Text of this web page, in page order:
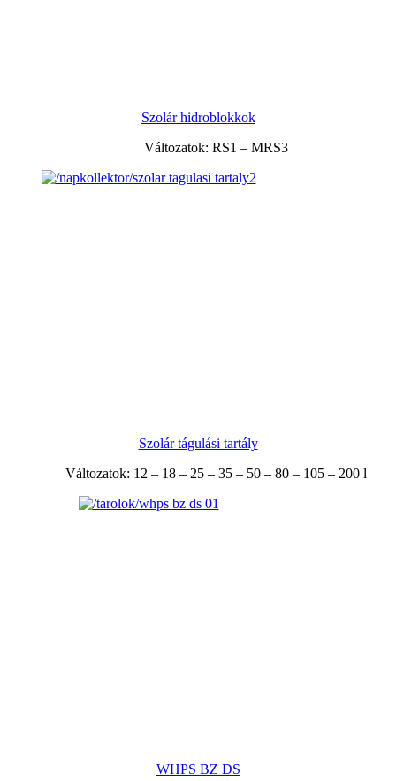
Szolár hidroblokkok
Változatok: RS1 – MRS3
Szolár tágulási tartály
Változatok: 12 – 18 – 25 – 35 – 50 – 80 – 105 – 200 l
WHPS BZ DS